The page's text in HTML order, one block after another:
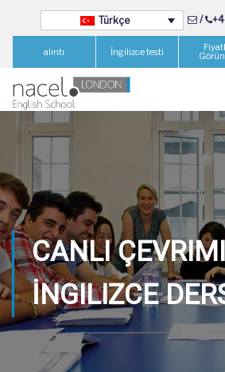
Türkçe /
alıntı İngilizce testi
CANLI
İNGILIZCE